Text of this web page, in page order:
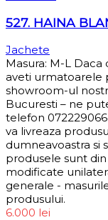
527. HAINA
Jachete
Masura: M-L
aveti urmatoarele
showroom-ul
Bucuresti – ne
telefon
va livreaza
dumneavoastra si
produsele sunt
modificate
generale -
produsului.
6.000 lei